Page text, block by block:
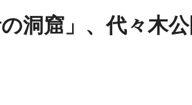
洞窟」、代々木